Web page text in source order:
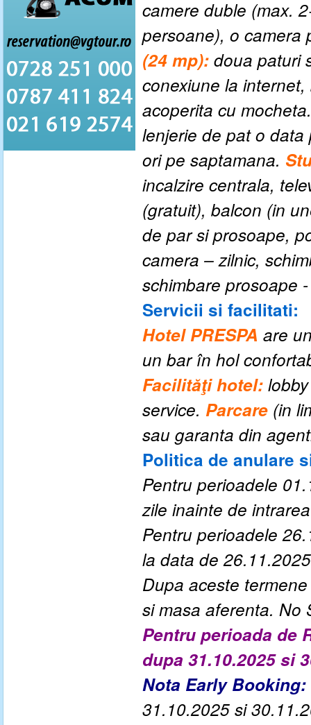
camere duble (max.
persoane), o
(24 mp): doua paturi
conexiune la
acoperita cu mocheta.
lenjerie de pat o
ori pe saptamana.
incalzire centrala,
(gratuit), balcon (in
de par si prosoape,
camera – zilnic,
schimbare prosoape
Servicii si facilitati:
Hotel PRESPA are
un bar în hol
Facilităţi hotel:
service. Parcare (in
sau garanta din
Politica de anulare
Pentru perioadele
zile inainte de
Pentru perioadele
la data de
Dupa aceste
si masa aferenta. No
Pentru perioada de
dupa 31.10.2025 si
Nota Early Booking:
31.10.2025 si